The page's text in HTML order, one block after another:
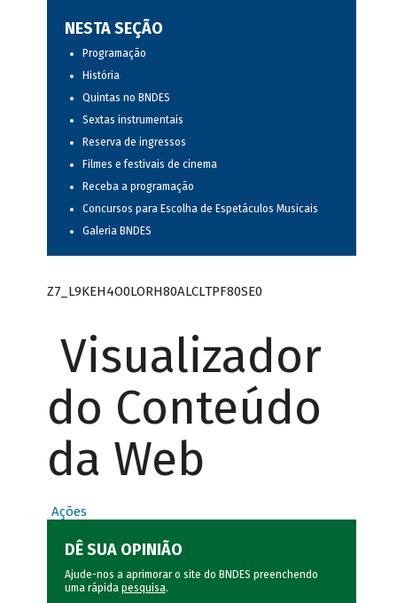
NESTA SEÇÃO
Programação
História
Quintas no BNDES
Sextas instrumentais
Reserva de ingressos
Filmes e festivais de cinema
Receba a programação
Concursos para Escolha de Espetáculos Musicais
Galeria BNDES
Z7_L9KEH4O0LORH80ALCLTPF80SE0
Visualizador
do Conteúdo
da Web
Ações
DÊ SUA OPINIÃO
Ajude-nos a aprimorar o site do BNDES preenchendo
uma rápida pesquisa.